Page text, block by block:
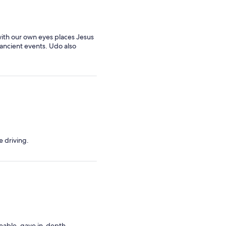
seleccionar
varias
our own eyes places Jesus
events. Udo also
driving.